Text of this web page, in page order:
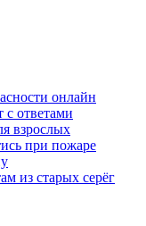
онлайн
с ответами
взрослых
при пожаре
из старых серёг